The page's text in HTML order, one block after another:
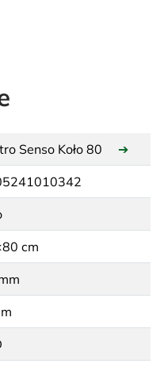
Senso Koło 80 ➔
cm